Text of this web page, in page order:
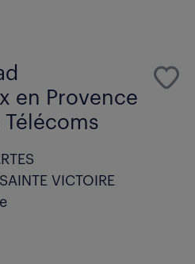
en Provence
Télécoms
VICTOIRE